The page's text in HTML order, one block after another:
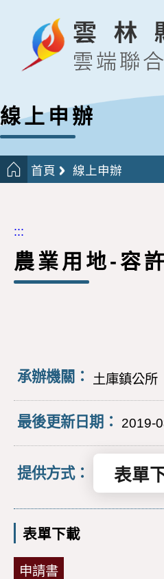
線上申辦
首頁 線上申辦
:::
農業用地-容
承辦機關： 土庫鎮公所
最後更新日期： 2019-
提供方式： 表單
表單下載
申請書